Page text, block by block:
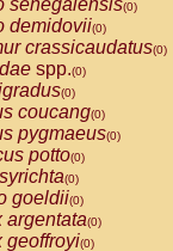
senegalensis(0)
demidovii(0)
crassicaudatus(0)
spp.(0)
(0)
coucang(0)
pygmaeus(0)
potto(0)
(0)
goeldii(0)
argentata(0)
geoffroyi(0)